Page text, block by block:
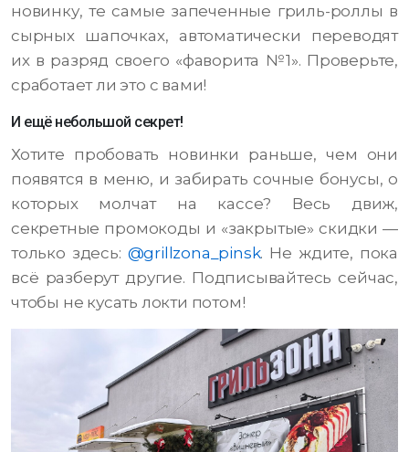
новинку, те самые запеченные гриль-роллы в
сырных шапочках, автоматически переводят
их в разряд своего «фаворита №1». Проверьте,
сработает ли это с вами!
И ещё небольшой секрет!
Хотите пробовать новинки раньше, чем они
появятся в меню, и забирать сочные бонусы, о
которых молчат на кассе? Весь движ,
секретные промокоды и «закрытые» скидки —
только здесь: @grillzona_pinsk. Не ждите, пока
всё разберут другие. Подписывайтесь сейчас,
чтобы не кусать локти потом!